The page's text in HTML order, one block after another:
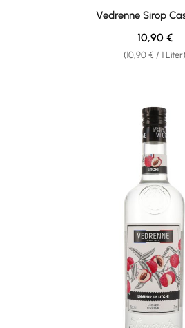
Durchschnittliche Bewertung von 5
Vedrenne Sirop
(10,90 € / 1 Liter)
Regulärer
10,90 €